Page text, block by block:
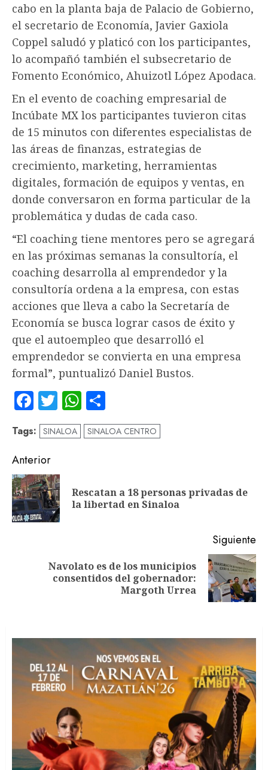
cabo en la planta baja de Palacio de Gobierno,
el secretario de Economía, Javier Gaxiola
Coppel saludó y platicó con los participantes,
lo acompañó también el subsecretario de
Fomento Económico, Ahuizotl López Apodaca.
En el evento de coaching empresarial de
Incúbate MX los participantes tuvieron citas
de 15 minutos con diferentes especialistas de
las áreas de finanzas, estrategias de
crecimiento, marketing, herramientas
digitales, formación de equipos y ventas, en
donde conversaron en forma particular de la
problemática y dudas de cada caso.
“El coaching tiene mentores pero se agregará
en las próximas semanas la consultoría, el
coaching desarrolla al emprendedor y la
consultoría ordena a la empresa, con estas
acciones que lleva a cabo la Secretaría de
Economía se busca lograr casos de éxito y
que el autoempleo que desarrolló el
emprendedor se convierta en una empresa
formal”, puntualizó Daniel Bustos.
Facebook
TwitterWhatsApp
Tags: SINALOA SINALOA CENTRO
Navegación
de
entradas
Anterior
Rescatan a 18 personas privadas de
la libertad en Sinaloa
Siguiente
Siguiente
Navolato es de los municipios
consentidos del gobernador:
Margoth Urrea